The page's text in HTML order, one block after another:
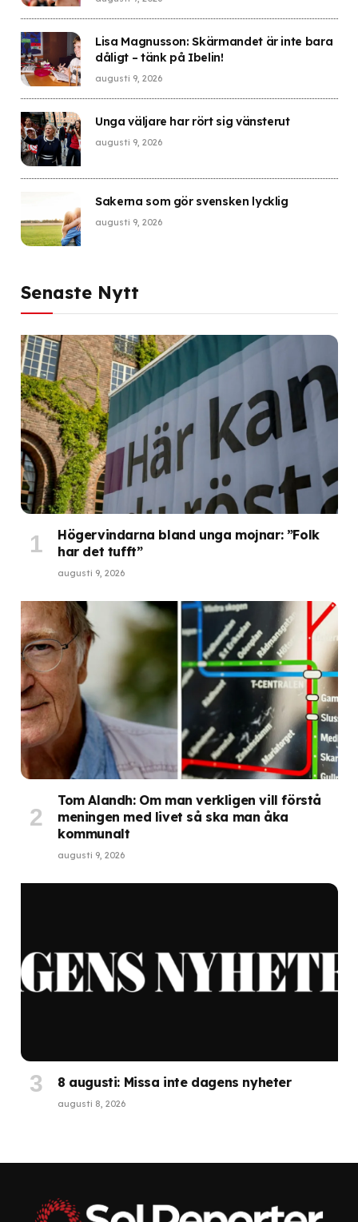
Lisa Magnusson: Skärmandet är inte bara
dåligt – tänk på Ibelin!
augusti 9, 2026
Unga väljare har rört sig vänsterut
augusti 9, 2026
Sakerna som gör svensken lycklig
augusti 9, 2026
Senaste Nytt
Högervindarna bland unga mojnar: ”Folk
har det tufft”
augusti 9, 2026
Tom Alandh: Om man verkligen vill förstå
meningen med livet så ska man åka
kommunalt
augusti 9, 2026
8 augusti: Missa inte dagens nyheter
augusti 8, 2026